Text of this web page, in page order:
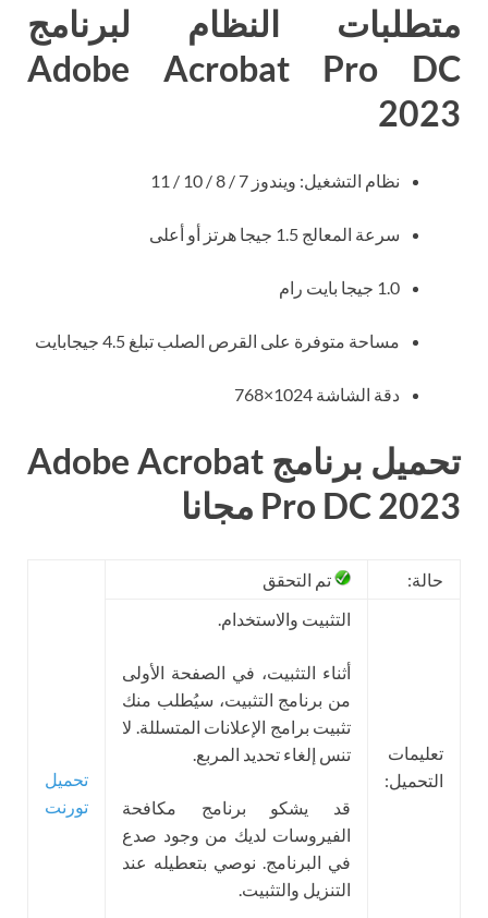
متطلبات النظام لبرنامج
Adobe Acrobat Pro DC
2023
نظام التشغيل: ويندوز 7 / 8 / 10 / 11
سرعة المعالج 1.5 جيجا هرتز أو أعلى
1.0 جيجا بايت رام
مساحة متوفرة على القرص الصلب تبلغ 4.5 جيجابايت
دقة الشاشة 1024×768
تحميل برنامج Adobe Acrobat
Pro DC 2023 مجانا
حالة: تم التحقق
تحميل
تورنت
تعليمات
التحميل:
التثبيت والاستخدام.
أثناء التثبيت، في الصفحة الأولى
من برنامج التثبيت، سيُطلب منك
تثبيت برامج الإعلانات المتسللة. لا
تنس إلغاء تحديد المربع.
قد يشكو برنامج مكافحة
الفيروسات لديك من وجود صدع
في البرنامج. نوصي بتعطيله عند
التنزيل والتثبيت.